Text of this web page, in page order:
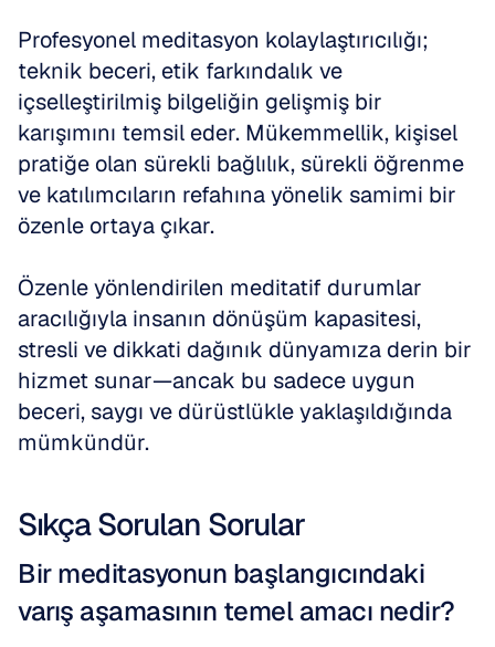
Profesyonel meditasyon kolaylaştırıcılığı;
teknik beceri, etik farkındalık ve
içselleştirilmiş bilgeliğin gelişmiş bir
karışımını temsil eder. Mükemmellik, kişisel
pratiğe olan sürekli bağlılık, sürekli öğrenme
ve katılımcıların refahına yönelik samimi bir
özenle ortaya çıkar.
Özenle yönlendirilen meditatif durumlar
aracılığıyla insanın dönüşüm kapasitesi,
stresli ve dikkati dağınık dünyamıza derin bir
hizmet sunar—ancak bu sadece uygun
beceri, saygı ve dürüstlükle yaklaşıldığında
mümkündür.
Sıkça Sorulan Sorular
Bir meditasyonun başlangıcındaki
varış aşamasının temel amacı nedir?